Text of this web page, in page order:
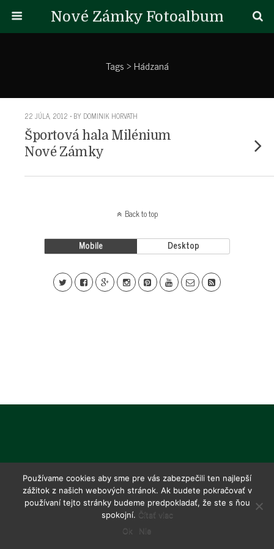
Nové Zámky Fotoalbum
Tags › Hádzaná
22 JÚLA, 2012 • BY DOMINIK HORVATH
Športová hala Milénium
Nové Zámky
Back to top
Mobile Desktop
Používame cookies aby sme pre vás zabezpečili ten najlepší
zážitok z našich webových stránok. Ak budete pokračovať v
používaní tejto stránky budeme predpokladať, že ste s ňou
spokojní. Čítať viac
Ok
Nie